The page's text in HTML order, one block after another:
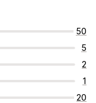
50
5
2
1
20